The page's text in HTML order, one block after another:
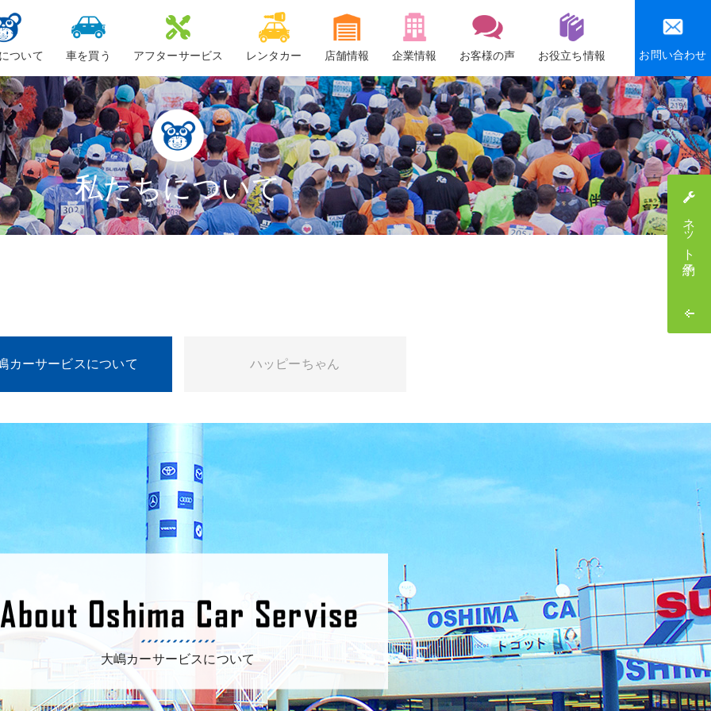
ついて
スについて
ちゃん
車を買う
新車
中古車・未使用車
アフターサービス
車検
整備・修理
鈑金
ロードサービス
レンタカー 店舗情報 企業情報
会社概要
沿革
社会貢献活動
感謝祭・社員旅行
お客様の声 お役立ち情報 お問い合わせ
私たちについて
カーサービスについて ハッピーちゃん
大嶋カーサービスについて
ネット予約